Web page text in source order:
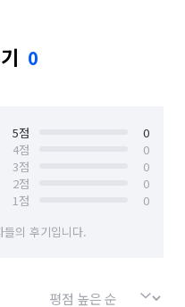
0
5점
0
4점
0
3점
0
2점
0
1점
0
의 후기입니다.